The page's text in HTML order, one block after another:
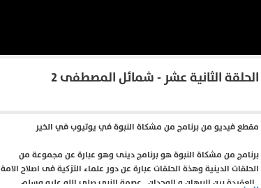
الحلقة الثانية عشر - شمائل المصطفى 2
مقطع فيديو من برنامج من مشكاة النبوة في يوتيوب في الخير
برنامج من مشكاة النبوة هو برنامج دينى وهو عبارة عن مجموعة من
الحلقات الدينية وهذة الحلقات عبارة عن دور علماء التزكية فى اصلاح الامة
, العقيدة بين البرهان و الوجدان , عصمة النبى صلى الله عليه وسلم ,